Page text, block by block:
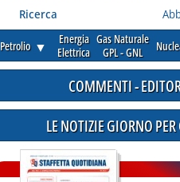
Ricerca
Petrolio ▼
Energia
Elettrica
Gas Naturale
GPL - GNL
COMMENTI -
LE NOTIZIE GIORNO